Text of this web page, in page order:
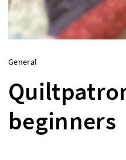
General
beginners